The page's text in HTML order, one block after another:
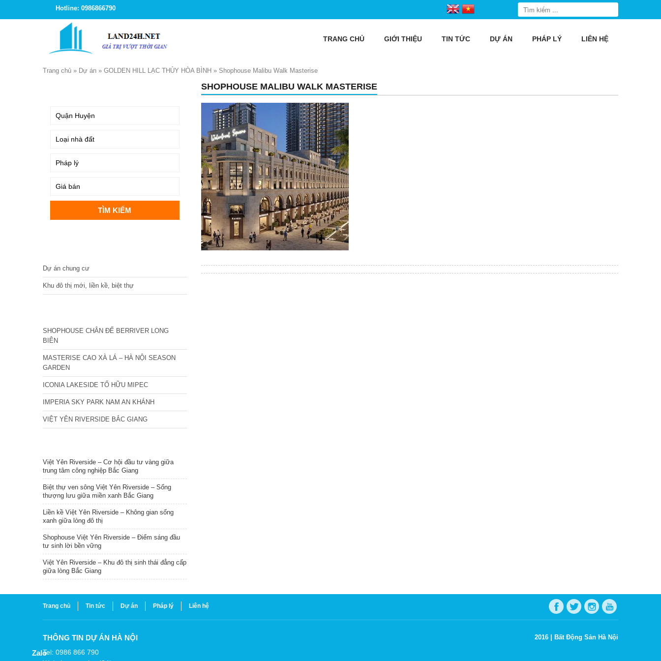
Hotline: 0986866790
TRANG CHỦ GIỚI THIỆU TIN TỨC DỰ ÁN PHÁP LÝ LIÊN HỆ
Trang chủ » Dự án » GOLDEN HILL LẠC THỦY HÒA BÌNH » Shophouse Malibu Walk Masterise
SHOPHOUSE MALIBU WALK MASTERISE
Dự án chung cư
Khu đô thị mới, liền kề, biệt thự
SHOPHOUSE CHÂN ĐẾ BERRIVER LONG
BIÊN
MASTERISE CAO XÀ LÁ – HÀ NỘI SEASON
GARDEN
ICONIA LAKESIDE TỐ HỮU MIPEC
IMPERIA SKY PARK NAM AN KHÁNH
VIỆT YÊN RIVERSIDE BẮC GIANG
Việt Yên Riverside – Cơ hội đầu tư vàng giữa
trung tâm công nghiệp Bắc Giang
Biệt thự ven sông Việt Yên Riverside – Sống
thượng lưu giữa miền xanh Bắc Giang
Liền kề Việt Yên Riverside – Không gian sống
xanh giữa lòng đô thị
Shophouse Việt Yên Riverside – Điểm sáng đầu
tư sinh lời bền vững
Việt Yên Riverside – Khu đô thị sinh thái đẳng cấp
giữa lòng Bắc Giang
Trang chủ Tin tức Dự án Pháp lý Liên hệ
THÔNG TIN DỰ ÁN HÀ NỘI
Tel: 0986 866 790
2016 | Bất Động Sản Hà Nội
Zalo